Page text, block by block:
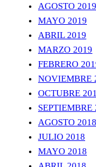
AGOSTO 2019
MAYO 2019
ABRIL 2019
MARZO 2019
FEBRERO
NOVIEMBRE
OCTUBRE
SEPTIEMBRE
AGOSTO 2018
JULIO 2018
MAYO 2018